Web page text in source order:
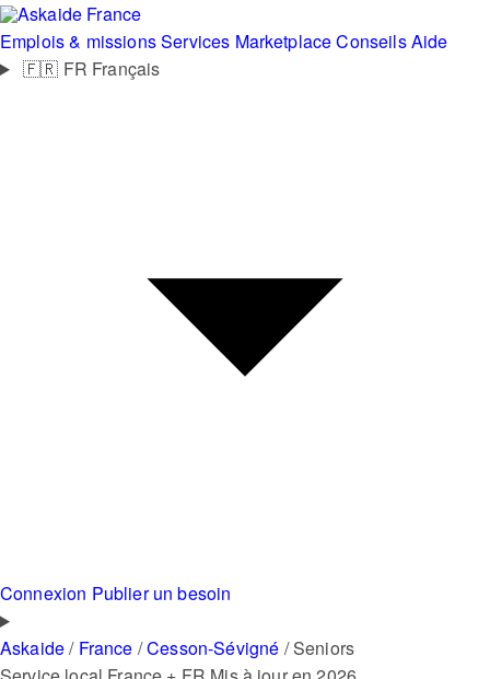
France
Emplois & missionsServices MarketplaceConseilsAide
🇫🇷 FR Français
Connexion Publier un besoin
Askaide/ France /Cesson-Sévigné /Seniors